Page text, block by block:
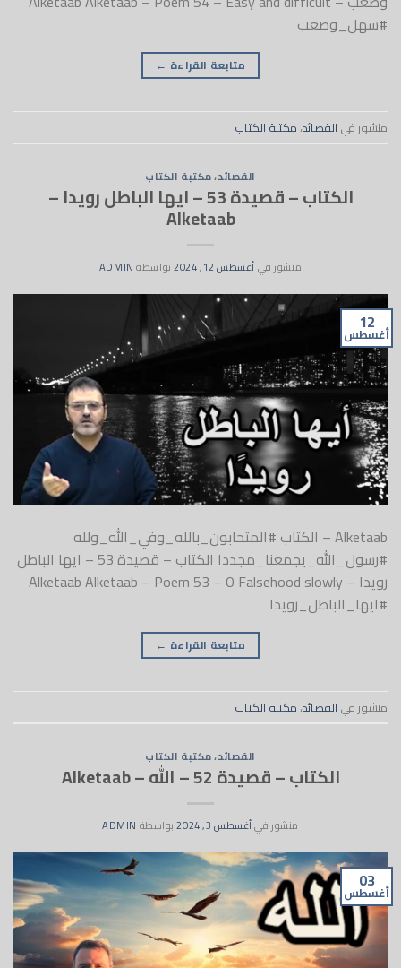
#سهل_وصعب
متابعة القراءة ←
منشور في القصائد، مكتبة الكتاب
القصائد،مكتبة الكتاب
الكتاب – قصيدة 53 – ايها الباطل رويدا –
Alketaab
منشور فيأغسطس 12, 2024 بواسطةADMIN
12
أغسطس
Alketaab – الكتاب #المتحابون_بالله_وفي_الله_ولله
#رسول_الله_يجمعنا_مجددا الكتاب – قصيدة 53 – ايها الباطل
رويدا – Alketaab Alketaab – Poem 53 – O Falsehood slowly
#ايها_الباطل_رويدا
متابعة القراءة ←
منشور في القصائد، مكتبة الكتاب
القصائد،مكتبة الكتاب
الكتاب – قصيدة 52 – الله – Alketaab
منشور فيأغسطس 3, 2024 بواسطة ADMIN
03
أغسطس